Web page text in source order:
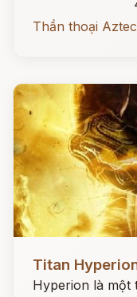
Thần thoại Aztec
Titan
Hyperion là một